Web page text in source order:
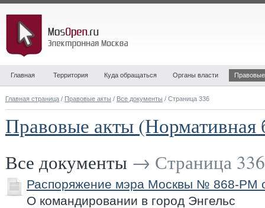
Главная Территория Куда обращаться Органы власти
Главная страница / Правовые акты / Все документы / Страница 336
Правовые акты (Нормативная
Все документы → Страница 336
Распоряжение мэра Москвы № 868-РМ
О командировании в город Энгельс